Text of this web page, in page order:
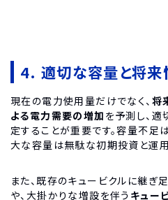
4. 適切な容量と将来
現在の電力使用量だけでなく、 将
よる電力需要の増加 を予測し、
定することが重要です。容量不足
大な容量は無駄な初期投資と運用
また、既存のキュービクルに継ぎ
や、大掛かりな増設を伴う キュー